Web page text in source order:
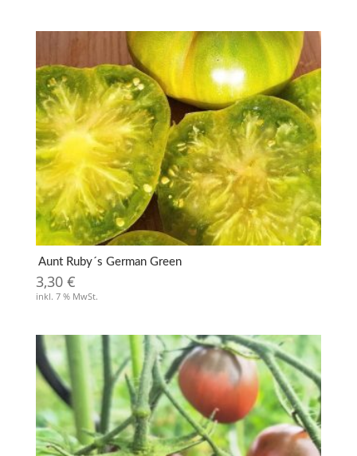
Aunt Ruby´s German Green
3,30 €
inkl. 7 % MwSt.